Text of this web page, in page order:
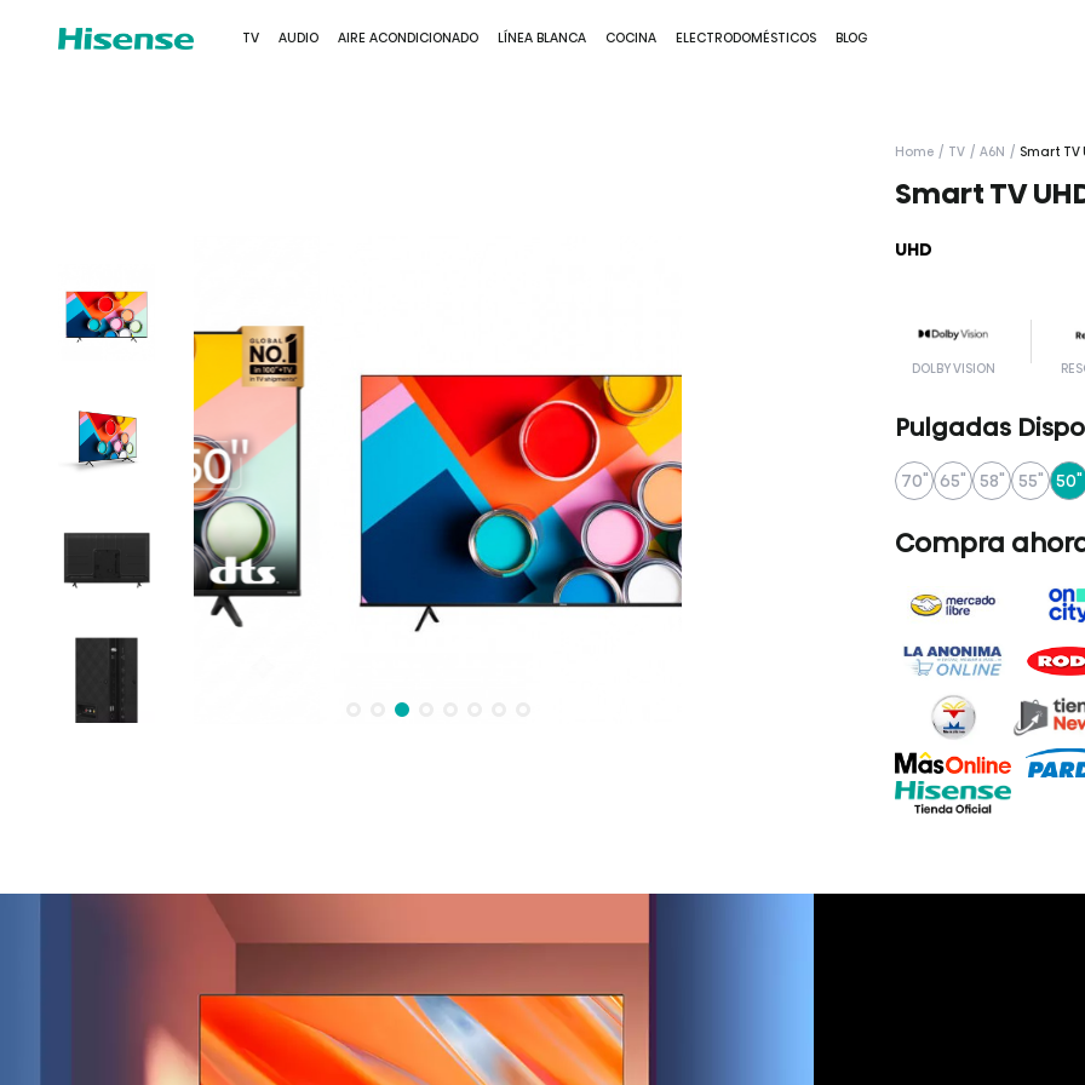
TV AUDIO AIRE ACONDICIONADO LÍNEA BLANCA COCINA ELECTRODOMÉSTICOS BLOG
Home / TV / A6N / Smart TV
Smart TV
UHD
DOLBY VISION
Pulgadas
70" 65" 58" 55" 50"
Compra